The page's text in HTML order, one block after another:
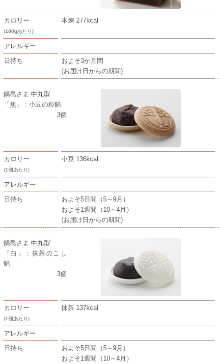
カロリー
(100gあたり)
本煉 277kcal
アレルギー
日持ち
およそ3か月間
(お届け日からの期間)
鍋島さま 中丸型
「焦」：小豆の粒餡
3個
カロリー
(1個あたり)
小豆 136kcal
アレルギー
日持ち
およそ5日間（5～9月）
およそ1週間（10～4月）
(お届け日からの期間)
鍋島さま 中丸型
「白」：抹茶のこし
餡
3個
カロリー
(1個あたり)
抹茶 137kcal
アレルギー
日持ち
およそ5日間（5～9月）
およそ1週間（10～4月）